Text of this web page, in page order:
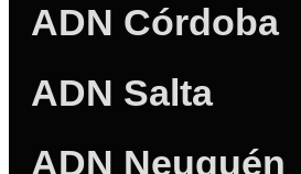
ADN Córdoba
ADN Salta
ADN Neuquén